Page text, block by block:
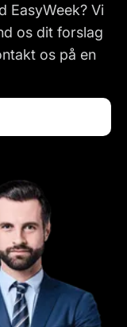
EasyWeek? Vi
os dit forslag
os på en